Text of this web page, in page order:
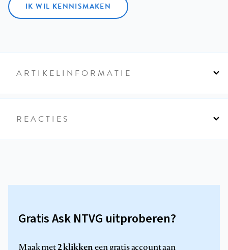
IK WIL KENNISMAKEN
ARTIKELINFORMATIE
REACTIES
Gratis Ask NTVG uitproberen?
Maak met2 klikkeneen gratis account aan